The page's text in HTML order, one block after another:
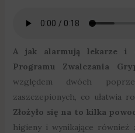
A jak alarmują lekarze i
Programu Zwalczania
względem dwóch
zaszczepionych, co ułatwia
Złożyło się na to kilka
higieny i wynikające